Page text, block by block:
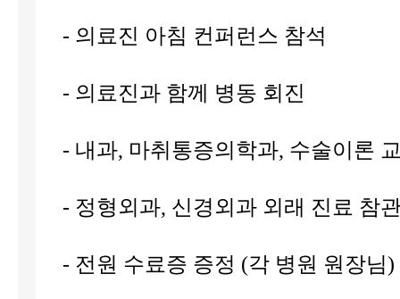
- 의료진 아침 컨퍼런스 참석
- 의료진과 함께 병동 회진
- 내과, 마취통증의학과, 수술이론
- 정형외과, 신경외과 외래 진료 참
- 전원 수료증 증정 (각 병원 원장님) ​